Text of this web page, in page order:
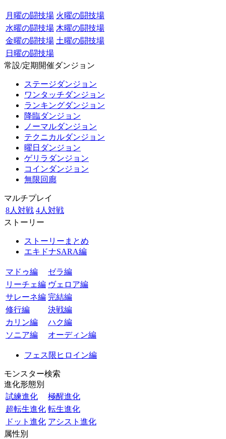
月曜の闘技場 火曜の闘技場
水曜の闘技場 木曜の闘技場
金曜の闘技場 土曜の闘技場
日曜の闘技場
常設/定期開催ダンジョン
ステージダンジョン
ワンタッチダンジョン
ランキングダンジョン
降臨ダンジョン
ノーマルダンジョン
テクニカルダンジョン
曜日ダンジョン
ゲリラダンジョン
コインダンジョン
無限回廊
マルチプレイ
8人対戦 4人対戦
ストーリー
ストーリーまとめ
エキドナSARA編
マドゥ編
ゼラ編
リーチェ編 ヴェロア編
サレーネ編 完結編
修行編
決戦編
カリン編
ハク編
ソニア編
オーディン編
フェス限ヒロイン編
モンスター検索
進化形態別
試練進化
極醒進化
超転生進化 転生進化
ドット進化 アシスト進化
属性別